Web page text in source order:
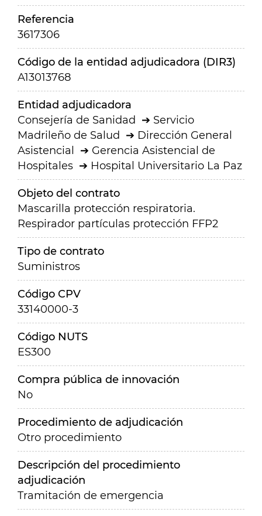
Referencia
3617306
Código de la entidad adjudicadora (DIR3)
A13013768
Entidad adjudicadora
Consejería de Sanidad
Servicio
Madrileño de Salud
Dirección General
Asistencial
Gerencia Asistencial de
Hospitales
Hospital Universitario La Paz
Objeto del contrato
Mascarilla protección respiratoria.
Respirador partículas protección FFP2
Tipo de contrato
Suministros
Código CPV
33140000-3
Código NUTS
ES300
Compra pública de innovación
No
Procedimiento de adjudicación
Otro procedimiento
Descripción del procedimiento
adjudicación
Tramitación de emergencia